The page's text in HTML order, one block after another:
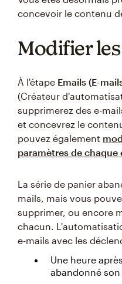
concevoir le contenu
Modifier
À l'étape Emails (E-
(Créateur
supprimerez des e-
et concevrez le
pouvez également
paramètres de chaque
La série de panier
mails, mais vous
supprimer, ou encore
chacun.
e-mails avec les
Une heure
abandonné